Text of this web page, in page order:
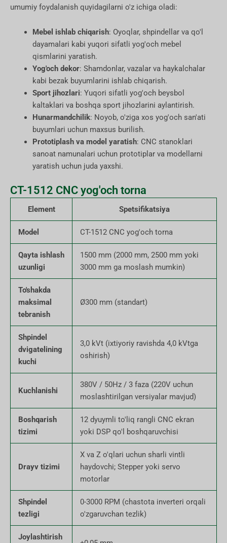
umumiy foydalanish quyidagilarni o'z ichiga oladi:
Mebel ishlab chiqarish: Oyoqlar, shpindellar va qo'l
dayamalari kabi yuqori sifatli yog'och mebel
qismlarini yaratish.
Yog'och dekor: Shamdonlar, vazalar va haykalchalar
kabi bezak buyumlarini ishlab chiqarish.
Sport jihozlari: Yuqori sifatli yog'och beysbol
kaltaklari va boshqa sport jihozlarini aylantirish.
Hunarmandchilik: Noyob, o'ziga xos yog'och san'ati
buyumlari uchun maxsus burilish.
Prototiplash va model yaratish: CNC stanoklari
sanoat namunalari uchun prototiplar va modellarni
yaratish uchun juda yaxshi.
CT-1512 CNC yog'och torna
Element Spetsifikatsiya
Model CT-1512 CNC yog'och torna
Qayta ishlash
uzunligi
1500 mm (2000 mm, 2500 mm yoki
3000 mm ga moslash mumkin)
To'shakda
maksimal
tebranish
Ø300 mm (standart)
Shpindel
dvigatelining
kuchi
3,0 kVt (ixtiyoriy ravishda 4,0 kVtga
oshirish)
Kuchlanishi
380V / 50Hz / 3 faza (220V uchun
moslashtirilgan versiyalar mavjud)
Boshqarish
tizimi
12 dyuymli to'liq rangli CNC ekran
yoki DSP qo'l boshqaruvchisi
Drayv tizimi
X va Z o'qlari uchun sharli vintli
haydovchi; Stepper yoki servo
motorlar
Shpindel
tezligi
0-3000 RPM (chastota inverteri orqali
o'zgaruvchan tezlik)
Joylashtirish